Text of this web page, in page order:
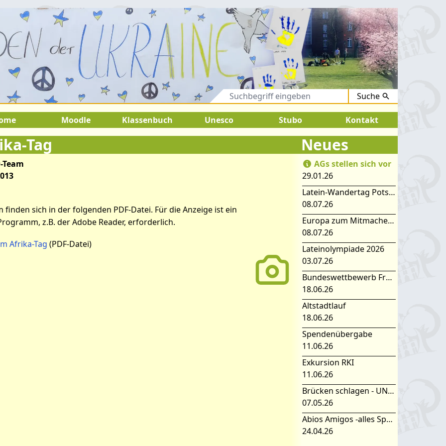
Suche
2026: SOMMERFERIEN ! 9.Juli 2026 bis 22.August 2026: SOMMERFERIEN !
Moodle Klassenbuch Unesco Stubo Kontakt
Tag
sich in der folgenden PDF-Datei. Für die Anzeige ist ein
z.B. der Adobe Reader, erforderlich.
Afrika-Tag (PDF-Datei)
Infos Afrika-Tag
Neues
AGs stellen sich vor
29.01.26
Latein-Wandertag Potsdam
08.07.26
Europa zum Mitmachen – SIMEP 2026 in Stubice
08.07.26
Lateinolympiade 2026
03.07.26
Bundeswettbewerb Fremdsprachen
18.06.26
Altstadtlauf
18.06.26
Spendenübergabe
11.06.26
Exkursion RKI
11.06.26
Brücken schlagen - UNESCO Projekttag 2026
07.05.26
Abios Amigos -alles Spanisch oder was
24.04.26